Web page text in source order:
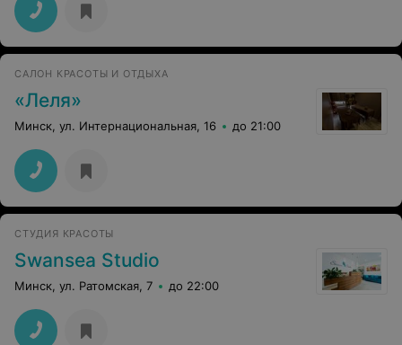
САЛОН КРАСОТЫ И ОТДЫХА
«Леля»
Минск, ул. Интернациональная, 16 до 21:00
СТУДИЯ КРАСОТЫ
Swansea Studio
Минск, ул. Ратомская, 7 до 22:00